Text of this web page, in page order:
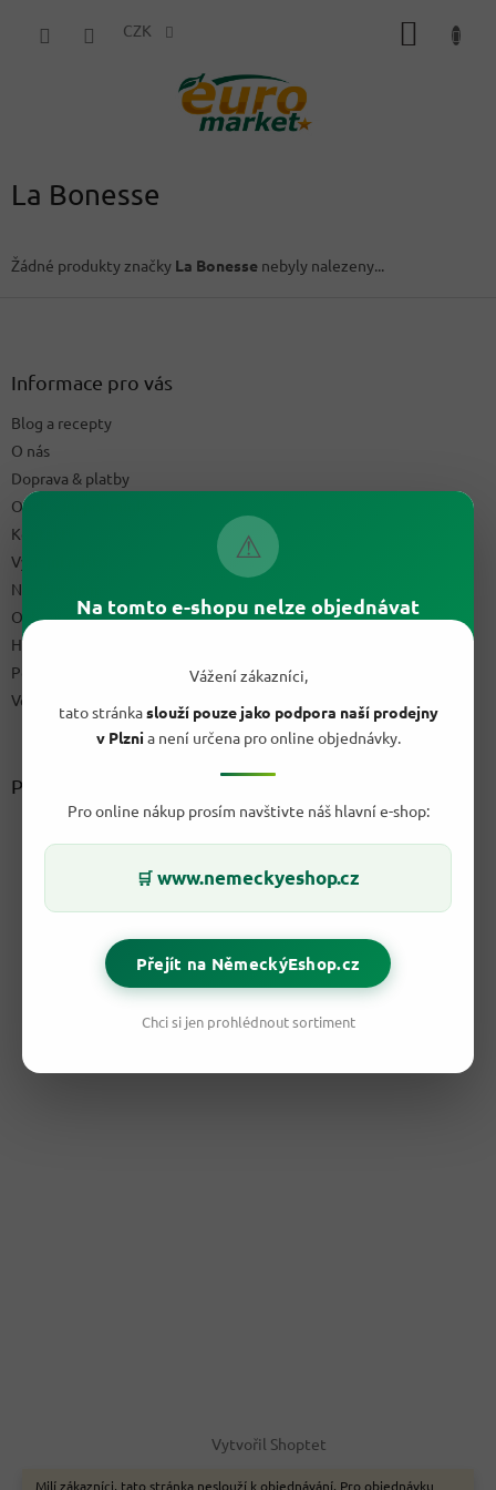
⚠
Na tomto e-shopu nelze objednávat
Vážení zákazníci,
tato stránkaslouží pouze jako podpora naší prodejny
v Plznia není určena pro online objednávky.
Pro online nákup prosím navštivte náš hlavní e-shop:
🛒 www.nemeckyeshop.cz
Přejít na NěmeckýEshop.cz
Chci si jen prohlédnout sortiment
Milí zákazníci, tato stránka neslouží k objednávání. Pro objednávku
CZK
La Bonesse
Žádné produkty značky La Bonesse nebyly nalezeny...
Informace pro vás
Blog a recepty
O nás
Doprava & platby
Obchodní podmínky
Kontakty
Výdejní místo
Napište nám
Ochrana osobních údajů GDPR
Hodnocení obchodu
Podmínky uplatnění práv z vadného plnění a reklamační řád
Velkoobchod
Přijímáme online platby
Vytvořil Shoptet